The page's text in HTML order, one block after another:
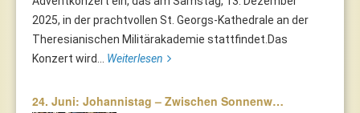
2025, in der prachtvollen St. Georgs-Kathedrale an der
Theresianischen Militärakademie stattfindet.Das
Konzert wird... Weiterlesen
24. Juni: Johannistag – Zwischen Sonnenw…